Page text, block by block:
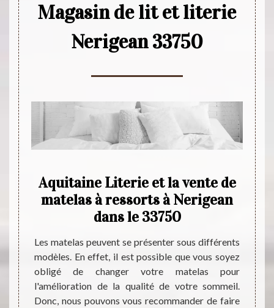
Magasin de lit et literie
Nerigean 33750
qui
du
de
ainsi
Aquitaine Literie et la vente de
matelas à ressorts à Nerigean
dans le 33750
Les matelas peuvent se présenter sous différents
modèles. En effet, il est possible que vous soyez
obligé de changer votre matelas pour
l'amélioration de la qualité de votre sommeil.
Donc, nous pouvons vous recommander de faire
En
du
mais